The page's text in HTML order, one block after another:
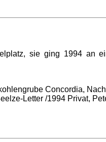
sie ging 1994 an
Concordia,
Letter /1994 Privat,